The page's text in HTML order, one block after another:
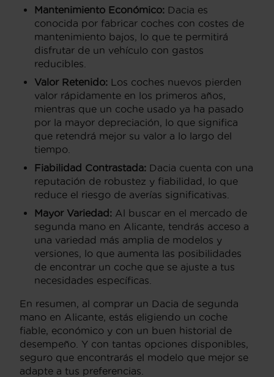
Mantenimiento Económico: Dacia es
conocida por fabricar coches con costes de
mantenimiento bajos, lo que te permitirá
disfrutar de un vehículo con gastos
reducibles.
Valor Retenido: Los coches nuevos pierden
valor rápidamente en los primeros años,
mientras que un coche usado ya ha pasado
por la mayor depreciación, lo que significa
que retendrá mejor su valor a lo largo del
tiempo.
Fiabilidad Contrastada: Dacia cuenta con una
reputación de robustez y fiabilidad, lo que
reduce el riesgo de averías significativas.
Mayor Variedad: Al buscar en el mercado de
segunda mano en Alicante, tendrás acceso a
una variedad más amplia de modelos y
versiones, lo que aumenta las posibilidades
de encontrar un coche que se ajuste a tus
necesidades específicas.
En resumen, al comprar un Dacia de segunda
mano en Alicante, estás eligiendo un coche
fiable, económico y con un buen historial de
desempeño. Y con tantas opciones disponibles,
seguro que encontrarás el modelo que mejor se
adapte a tus preferencias.